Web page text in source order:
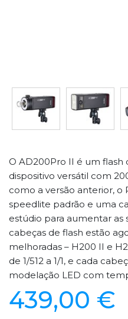
O AD200Pro II é um
dispositivo versátil com
como a versão anterior, o
speedlite padrão e uma
estúdio para aumentar as
cabeças de flash estão
melhoradas – H200 II e
de 1/512 a 1/1, e cada
modelação LED com
439,00 €